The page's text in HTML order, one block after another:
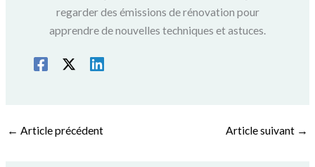
regarder des émissions de rénovation pour
apprendre de nouvelles techniques et astuces.
← Article précédent Article suivant →